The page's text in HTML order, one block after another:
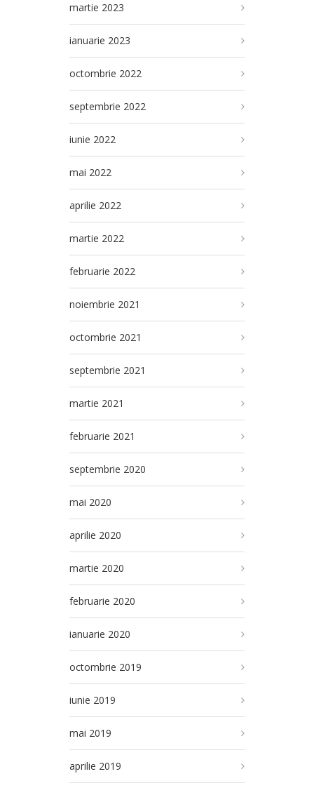
martie 2023
ianuarie 2023
octombrie 2022
septembrie 2022
iunie 2022
mai 2022
aprilie 2022
martie 2022
februarie 2022
noiembrie 2021
octombrie 2021
septembrie 2021
martie 2021
februarie 2021
septembrie 2020
mai 2020
aprilie 2020
martie 2020
februarie 2020
ianuarie 2020
octombrie 2019
iunie 2019
mai 2019
aprilie 2019